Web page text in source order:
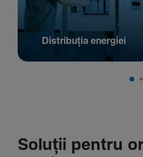
Distribuția energiei
Soluții pentru